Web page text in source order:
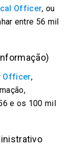
Officer, ou
entre 56 mil
Officer,
e os 100 mil